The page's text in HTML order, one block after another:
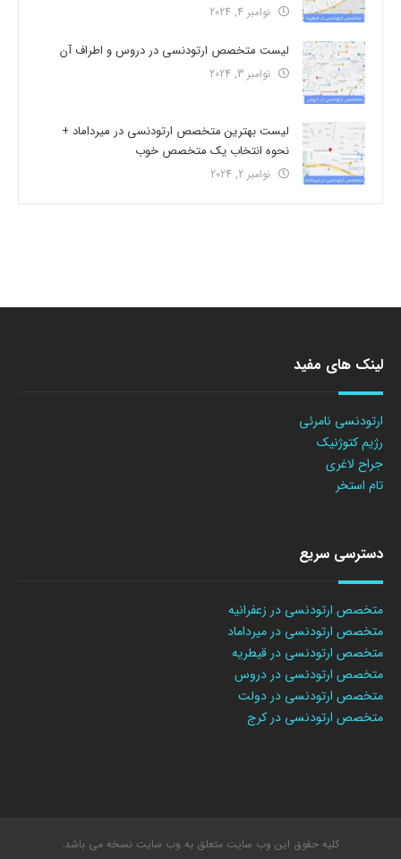
نوامبر 4, 2024
لیست متخصص ارتودنسی در دروس و اطراف آن
نوامبر 3, 2024
لیست بهترین متخصص ارتودنسی در میرداماد +
نحوه انتخاب یک متخصص خوب
نوامبر 2, 2024
لینک های مفید
ارتودنسی نامرئی
رژیم کتوژنیک
جراح لاغری
تام استخر
دسترسی سریع
متخصص ارتودنسی در زعفرانیه
متخصص ارتودنسی در میرداماد
متخصص ارتودنسی در قیطریه
متخصص ارتودنسی در دروس
متخصص ارتودنسی در دولت
متخصص ارتودنسی در کرج
کلیه حقوق این وب سایت متعلق به وب سایت نسخه می باشد.